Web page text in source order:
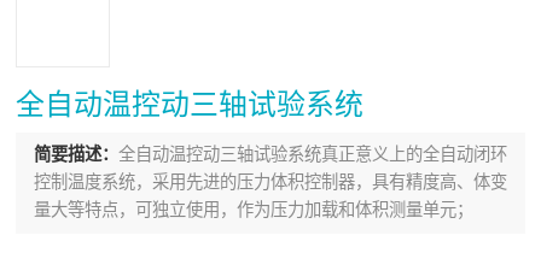
全自动温控动三轴试验系统
简要描述： 全自动温控动三轴试验系统真正意义上的全自动闭环
控制温度系统，采用先进的压力体积控制器，具有精度高、体变
量大等特点，可独立使用，作为压力加载和体积测量单元；